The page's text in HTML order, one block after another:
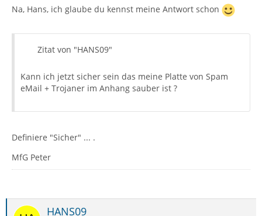
Na, Hans, ich glaube du kennst meine Antwort schon
Zitat von "HANS09"
Kann ich jetzt sicher sein das meine Platte von Spam
eMail + Trojaner im Anhang sauber ist ?
Definiere "Sicher" ... .
MfG Peter
HANS09